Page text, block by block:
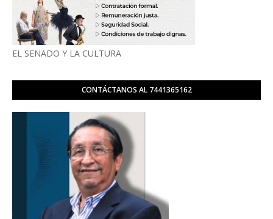
EL SENADO Y LA CULTURA
CONTÁCTANOS AL 7441365162